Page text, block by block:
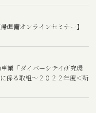
準備オンラインセミナー】
業「ダイバーシテイ研究環
係る取組～２０２２年度＜新